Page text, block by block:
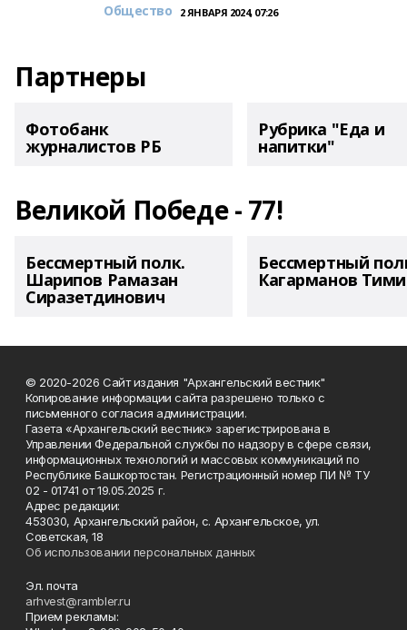
Общество 2 ЯНВАРЯ 2024, 07:26
Партнеры
Фотобанк
журналистов РБ
Рубрика "Еда и
напитки"
Великой Победе - 77!
Бессмертный полк.
Шарипов Рамазан
Сиразетдинович
Бессмертный
Кагарманов
© 2020-2026 Сайт издания "Архангельский вестник"
Копирование информации сайта разрешено только с
письменного согласия администрации.
Газета «Архангельский вестник» зарегистрирована в
Управлении Федеральной службы по надзору в сфере связи,
информационных технологий и массовых коммуникаций по
Республике Башкортостан. Регистрационный номер ПИ № ТУ
02 - 01741 от 19.05.2025 г.
Адрес редакции:
453030, Архангельский район, с. Архангельское, ул.
Советская, 18
Об использовании персональных данных
Эл. почта
arhvest@rambler.ru
Прием рекламы: